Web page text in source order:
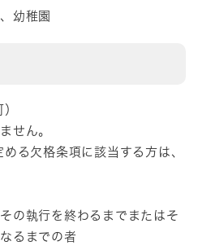
幼稚園
せん。
る欠格条項に該当する方は、
の執行を終わるまでまたはそ
るまでの者